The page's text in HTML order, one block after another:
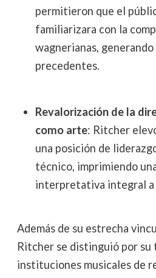
permitieron que el
familiarizara con la
wagnerianas,
precedentes.
Revalorización de la
como arte: Ritcher
una posición de
técnico, imprimiendo
interpretativa integral a
Además de su estrecha
Ritcher se distinguió por su
instituciones musicales de